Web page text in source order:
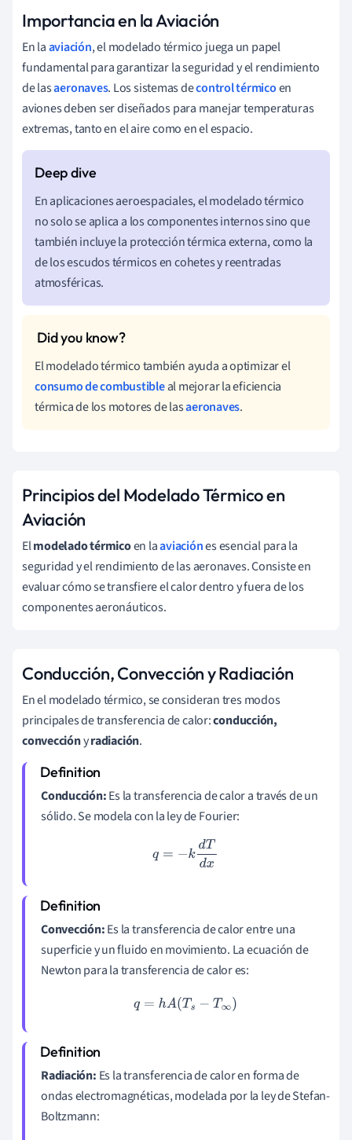
Importancia en la Aviación
En laaviación, el modelado térmico juega un papel
fundamental para garantizar la seguridad y el rendimiento
de lasaeronaves. Los sistemas decontrol térmicoen
aviones deben ser diseñados para manejar temperaturas
extremas, tanto en el aire como en el espacio.
En aplicaciones aeroespaciales, el modelado térmico
no solo se aplica a los componentes internos sino que
también incluye la protección térmica externa, como la
de los escudos térmicos en cohetes y reentradas
atmosféricas.
El modelado térmico también ayuda a optimizar el
consumo de combustibleal mejorar la eficiencia
térmica de los motores de lasaeronaves.
Principios del Modelado Térmico en
Aviación
Elmodelado térmicoen laaviaciónes esencial para la
seguridad y el rendimiento de las aeronaves. Consiste en
evaluar cómo se transfiere el calor dentro y fuera de los
componentes aeronáuticos.
Conducción, Convección y Radiación
En el modelado térmico, se consideran tres modos
principales de transferencia de calor:conducción,
convecciónyradiación.
Conducción:Es la transferencia de calor a través de un
sólido. Se modela con la ley de Fourier:
q= −kdTdx
Convección:Es la transferencia de calor entre una
superficie y un fluido en movimiento. La ecuación de
Newton para la transferencia de calor es:
q =hA(Ts− T∞)
Radiación: Es la transferencia de calor en forma de
ondas electromagnéticas, modelada por la ley de Stefan-
Boltzmann: